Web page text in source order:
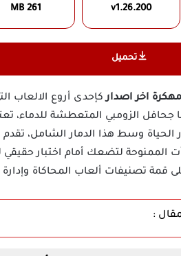
v1.26.200
261 MB
تحميل
كإحدى أروع الالعاب
جحافل الزومبي المتعطشة للدماء،
الحياة وسط هذا الدمار الشامل،
الممنوحة لتضعك أمام اختبار
قمة تصنيفات ألعاب المحاكاة وإدارة
: